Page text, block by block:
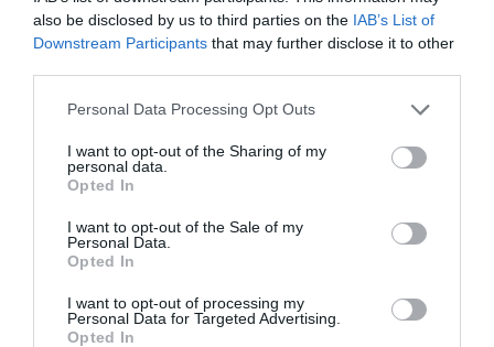
also be disclosed by us to third parties on the IAB’s List of
Downstream Participants that may further disclose it to other
Personal Data Processing Opt Outs
I want to opt-out of the Sharing of my
personal data.
Opted In
I want to opt-out of the Sale of my
Personal Data.
Opted In
I want to opt-out of processing my
Personal Data for Targeted Advertising.
Opted In
NOUS SOUTENIR
DERNIERS COMMENTAIRES
Pointe‑à‑Pitre – Panama City : Air France ouvre un pont
aérien vers l’Amérique latine